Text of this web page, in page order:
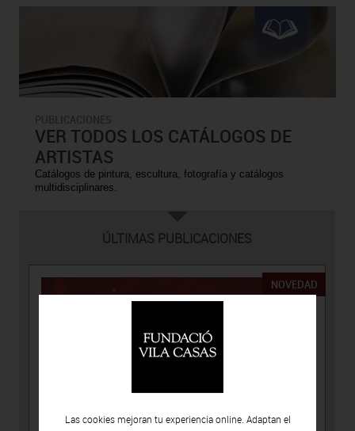
VER TODOS LOS CATÁLOGOS DE
ARTISTAS
Catálogos de pintura, escultura, fotografía y catálogos
multidisciplinares.
ÚLTIMAS PUBLICACIONES
NOVEDAD
Las cookies mejoran tu experiencia online. Adaptan el